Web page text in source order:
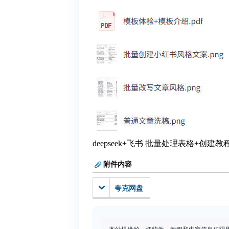
deepseek+飞书 批量处理表格+创建教
附件内容
夸克网盘